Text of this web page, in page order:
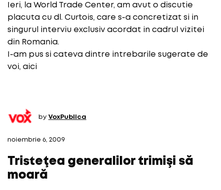
Ieri, la World Trade Center, am avut o discutie
placuta cu dl. Curtois, care s-a concretizat si in
singurul interviu exclusiv acordat in cadrul vizitei
din Romania.
I-am pus si cateva dintre intrebarile sugerate de
voi, aici
by VoxPublica
noiembrie 6, 2009
Tristeţea generalilor trimişi să
moară